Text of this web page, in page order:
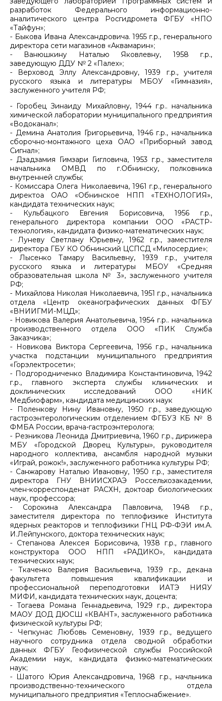
разработок Федерального информационно-
аналитического центра Росгидромета ФГБУ «НПО
«Тайфун»;
- Быкова Ивана Александровича. 1955 г.р., генерального
директора сети магазинов «Аквамарин»;
- Ванюшкину Наталью Яковлевну, 1958 г.р.,
заведующую ДДУ № 2 «Палех»;
- Верховод Эллу Александровну, 1939 г.р., учителя
русского языка и литературы МБОУ «Гимназия»,
заслуженного учителя РФ;
- Горобец Зинаиду Михайловну, 1944 г.р.. начальника
химической лаборатории муниципального предприятия
«Водоканал»;
- Демина Анатолия Григорьевича, 1946 г.р., начальника
сборочно-монтажного цеха ОАО «Приборный завод
Сигнал»;
- Дзадзамия Гимзари Гигловича, 1953 г.р., заместителя
начальника ОМВД по г.Обнинску, полковника
внутренней службы;
- Комиссара Олега Николаевича, 1961 г.р., генерального
директоа ОАО «Обнинское НПП «ТЕХНОЛОГИЯ»,
кандидата технических наук;
- Кульбацкого Евгения Борисовича, 1956 г.р.,
генерального директора компании ООО «РАСТР-
технология», кандидата физико-математических наук;
- Луневу Светлану Юрьевну, 1962 г.р., заместителя
директора ГБУ КО Обнинский ЦСПСД «Милосердие»;
- Лысенко Тамару Васильевну, 1939 г.р., учителя
русского языка и литературы МБОУ «Средняя
образовательная школа № 3», заслуженного учителя
РФ;
- Михайлова Николая Николаевича, 1951 г.р., начальника
отдела «Центр океанографических данных ФГБУ
«ВНИИГМИ-МЦД»;
- Новикова Валерия Анатольевича, 1954 г.р.. начальника
производственного отдела ООО «ПИК Служба
Заказчика»;
- Новикова Виктора Сергеевича, 1956 г.р., начальника
участка подстанции муниципального предприятия
«Горэлектросети»;
- Подгородниченко Владимира Константиновича, 1942
г.р., главного эксперта службы клинических и
доклинических исследований ООО «НИК
Медбиофарм», кандидата медицинских наук
- Поленкову Нину Ивановну, 1950 г.р., заведующую
гастроэнтерологическим отделением ФГБУЗ КБ № 8
ФМБА России, врача-гастроэнтеролога;
- Резникова Леонида Дмитриевича, 1960 г.р., дирижера
МБУ «Городской Дворец Культуры», руководителя
народного коллектива, ансамбля народной музыки
«Играй, рожок!», заслуженного работника культуры РФ;
- Санжарову Наталью Ивановну, 1950 г.р., заместителя
директора ГНУ ВНИИСХРАЭ Россельхозакадемии,
член-корреспонденат РАСХН, доктоар биологических
наук, профессора;
- Сорокина Александра Павловича, 1948 г.р.,
заместителя директора по теплофизике Института
ядерных реакторов и теплофизики ГНЦ РФ-ФЭИ им.А.
И.Лейпунского, доктора технических наук;
- Степанова Алексея Борисовича, 1938 г.р., главного
конструктора ООО НПП «РАДИКО», кандидата
технических наук;
- Ткаченко Валерия Васильевича, 1939 г.р., декана
факультета повышения квалификации и
профессиональной переподготовки ИАТЭ НИЯУ
МИФИ, кандидата технических наук, доцента;
- Тогаева Романа Геннадьевича, 1929 г.р., директора
МАОУ ДОД ДЮСШ «КВАНТ», заслуженного работника
физической культуры РФ;
- Чепкунас Любовь Семеновну, 1939 г.р., ведущего
научного сотрудника отдела сводной обработки
данных ФГБУ Геофизической службы Российской
Академии наук, кандидата физико-математических
наук;
- Шатого Юрия Александровича, 1968 г.р., начльника
производственно-технического отдела
муниципального предприятия «Теплоснабжение».